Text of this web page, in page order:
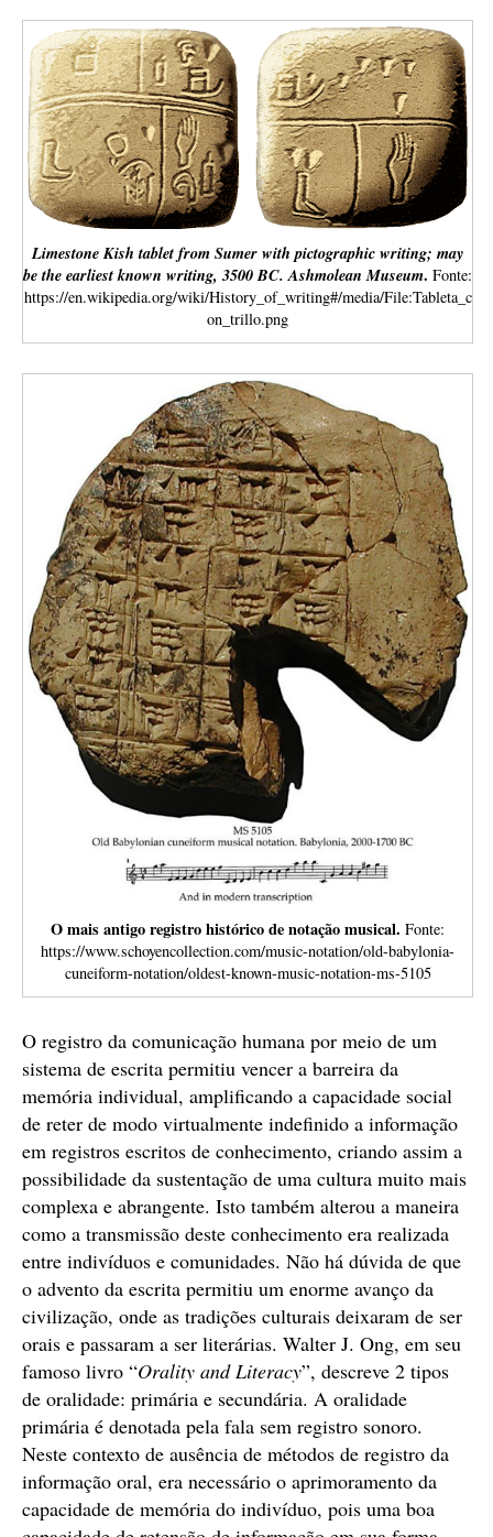
Limestone Kish tablet from Sumer with pictographic writing; may
be the earliest known writing, 3500 BC. Ashmolean Museum. Fonte:
https://en.wikipedia.org/wiki/History_of_writing#/media/File:Tableta_c
on_trillo.png
O mais antigo registro histórico de notação musical. Fonte:
https://www.schoyencollection.com/music-notation/old-babylonia-
cuneiform-notation/oldest-known-music-notation-ms-5105
O registro da comunicação humana por meio de um
sistema de escrita permitiu vencer a barreira da
memória individual, amplificando a capacidade social
de reter de modo virtualmente indefinido a informação
em registros escritos de conhecimento, criando assim a
possibilidade da sustentação de uma cultura muito mais
complexa e abrangente. Isto também alterou a maneira
como a transmissão deste conhecimento era realizada
entre indivíduos e comunidades. Não há dúvida de que
o advento da escrita permitiu um enorme avanço da
civilização, onde as tradições culturais deixaram de ser
orais e passaram a ser literárias. Walter J. Ong, em seu
famoso livro “Orality and Literacy”, descreve 2 tipos
de oralidade: primária e secundária. A oralidade
primária é denotada pela fala sem registro sonoro.
Neste contexto de ausência de métodos de registro da
informação oral, era necessário o aprimoramento da
capacidade de memória do indivíduo, pois uma boa